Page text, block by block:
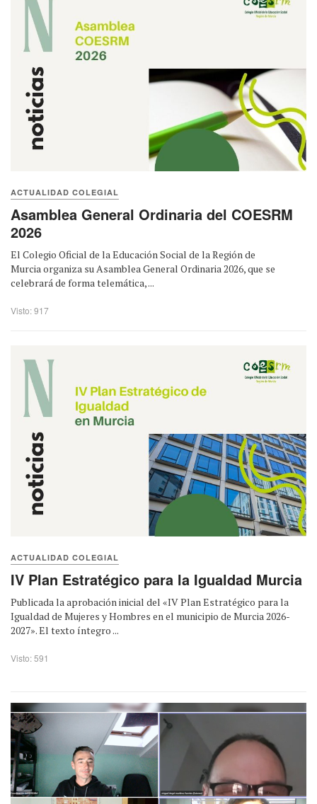
ACTUALIDAD COLEGIAL
Asamblea General Ordinaria del COESRM
2026
El Colegio Oficial de la Educación Social de la Región de
Murcia organiza su Asamblea General Ordinaria 2026, que se
celebrará de forma telemática, ...
Visto: 917
ACTUALIDAD COLEGIAL
IV Plan Estratégico para la Igualdad Murcia
Publicada la aprobación inicial del «IV Plan Estratégico para la
Igualdad de Mujeres y Hombres en el municipio de Murcia 2026-
2027». El texto íntegro ...
Visto: 591